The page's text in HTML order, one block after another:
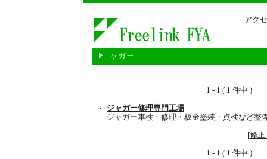
アク
ャガー
1 - 1 ( 1 件中 )
ジャガー修理専門工場
ジャガー車検・修理・板金塗装・点検など整
[修正
1 - 1 ( 1 件中 )